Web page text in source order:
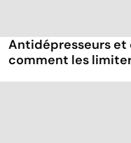
Antidépresseurs et
comment les